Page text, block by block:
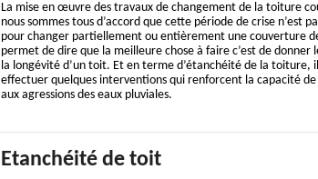
La mise en œuvre des travaux de changement de la toiture
nous sommes tous d’accord que cette période de crise n’est
pour changer partiellement ou entièrement une couverture
permet de dire que la meilleure chose à faire c’est de donner
la longévité d’un toit. Et en terme d’étanchéité de la toiture,
effectuer quelques interventions qui renforcent la capacité
aux agressions des eaux pluviales.
Etanchéité de toit